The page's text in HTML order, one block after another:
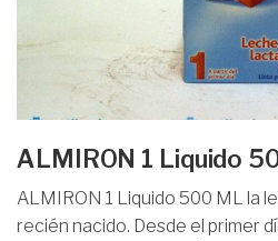
ALMIRON 1 Liquido
ALMIRON 1 Liquido 500 ML la
recién nacido. Desde el primer